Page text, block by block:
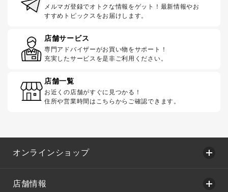
メルマガ登録でオトクな情報をゲット！最新情報やお
すすめトピックスをお届けします。
店舗サービス
専門アドバイザーがお買い物をサポート！
充実したサービスを是非ご利用ください。
店舗一覧
お近くの店舗がすぐに見つかる！
住所や営業時間はこちらからご確認できます。
オンラインショップ
店舗情報